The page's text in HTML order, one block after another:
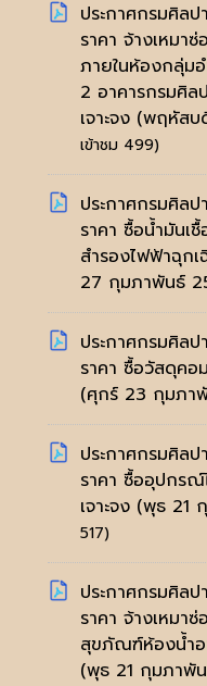
ประกาศกรมศิลป
ราคา จ้างเหมา
ภายในห้องกลุ่มอ
2 อาคารกรมศิล
เจาะจง (พฤหัสบ
เข้าชม 499)
ประกาศกรมศิลป
ราคา ซื้อน้ำมันเ
สำรองไฟฟ้าฉุกเ
27 กุมภาพันธ์
ประกาศกรมศิลป
ราคา ซื้อวัสดุคอ
(ศุกร์ 23 กุมภา
ประกาศกรมศิลป
ราคา ซื้ออุปกรณ์
เจาะจง (พุธ 21
517)
ประกาศกรมศิลป
ราคา จ้างเหมาซ่
สุขภัณฑ์ห้องน้ำอ
(พุธ 21 กุมภาพั